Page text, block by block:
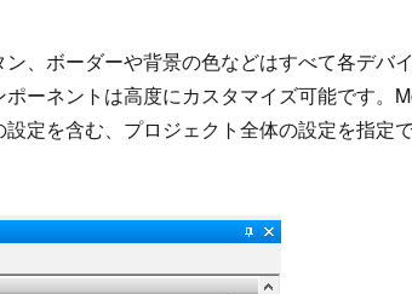
、ボーダーや背景の色などはすべて各デバ
ーネントは高度にカスタマイズ可能です。
定を含む、プロジェクト全体の設定を指定